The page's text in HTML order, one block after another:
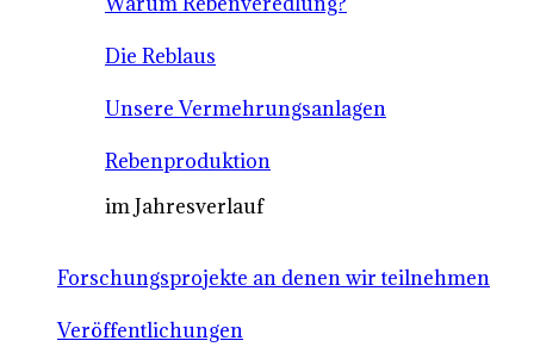
Die Reblaus
Unsere Vermehrungsanlagen
Rebenproduktion
im Jahresverlauf
Forschungsprojekte an denen wir teilnehmen
Veröffentlichungen